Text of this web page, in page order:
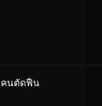
คนตัดฟืน